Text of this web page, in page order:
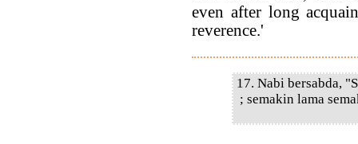
even after long
reverence.'
17. Nabi bersabda,
; semakin lama